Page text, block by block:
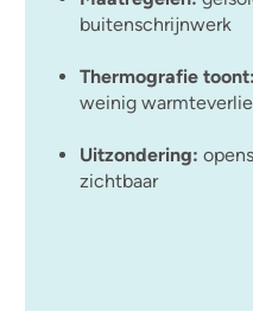
buitenschrijnwerk
Thermografie toont:
weinig
Uitzondering:
zichtbaar